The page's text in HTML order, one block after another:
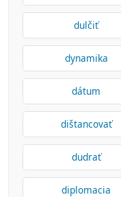
dulčiť
dynamika
dátum
dištancovať
dudrať
diplomacia